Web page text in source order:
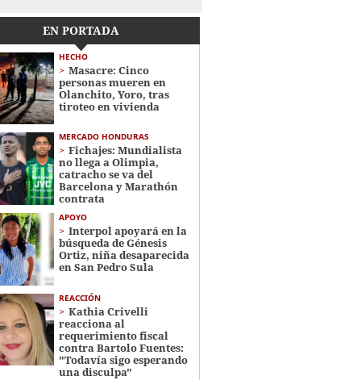
EN PORTADA
HECHO
Masacre: Cinco
personas mueren en
Olanchito, Yoro, tras
tiroteo en vivienda
MERCADO HONDURAS
Fichajes: Mundialista
no llega a Olimpia,
catracho se va del
Barcelona y Marathón
contrata
APOYO
Interpol apoyará en la
búsqueda de Génesis
Ortiz, niña desaparecida
en San Pedro Sula
REACCIÓN
Kathia Crivelli
reacciona al
requerimiento fiscal
contra Bartolo Fuentes:
"Todavía sigo esperando
una disculpa"